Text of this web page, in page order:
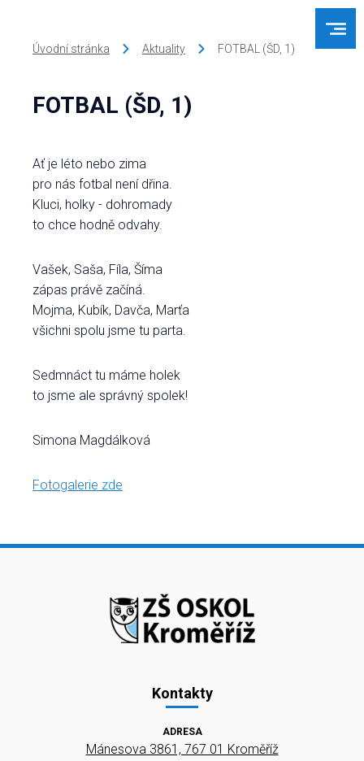
Úvodní stránka Aktuality FOTBAL (ŠD, 1)
FOTBAL (ŠD, 1)
Ať je léto nebo zima
pro nás fotbal není dřina.
Kluci, holky - dohromady
to chce hodně odvahy.
Vašek, Saša, Fíla, Šíma
zápas právě začíná.
Mojma, Kubík, Davča, Marťa
všichni spolu jsme tu parta.
Sedmnáct tu máme holek
to jsme ale správný spolek!
Simona Magdálková
Fotogalerie zde
Kontakty
ADRESA
Mánesova 3861, 767 01 Kroměříž